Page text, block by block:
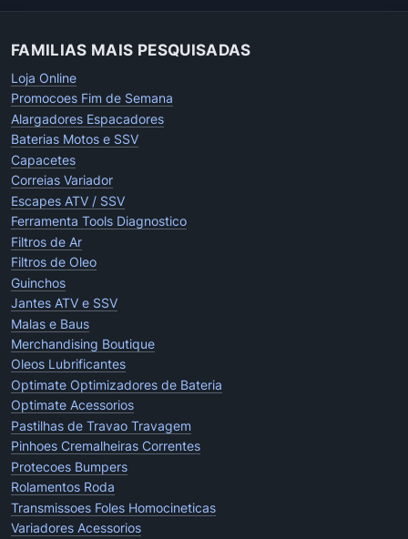
FAMILIAS MAIS PESQUISADAS
Loja Online
Promocoes Fim de Semana
Alargadores Espacadores
Baterias Motos e SSV
Capacetes
Correias Variador
Escapes ATV / SSV
Ferramenta Tools Diagnostico
Filtros de Ar
Filtros de Oleo
Guinchos
Jantes ATV e SSV
Malas e Baus
Merchandising Boutique
Oleos Lubrificantes
Optimate Optimizadores de Bateria
Optimate Acessorios
Pastilhas de Travao Travagem
Pinhoes Cremalheiras Correntes
Protecoes Bumpers
Rolamentos Roda
Transmissoes Foles Homocineticas
Variadores Acessorios